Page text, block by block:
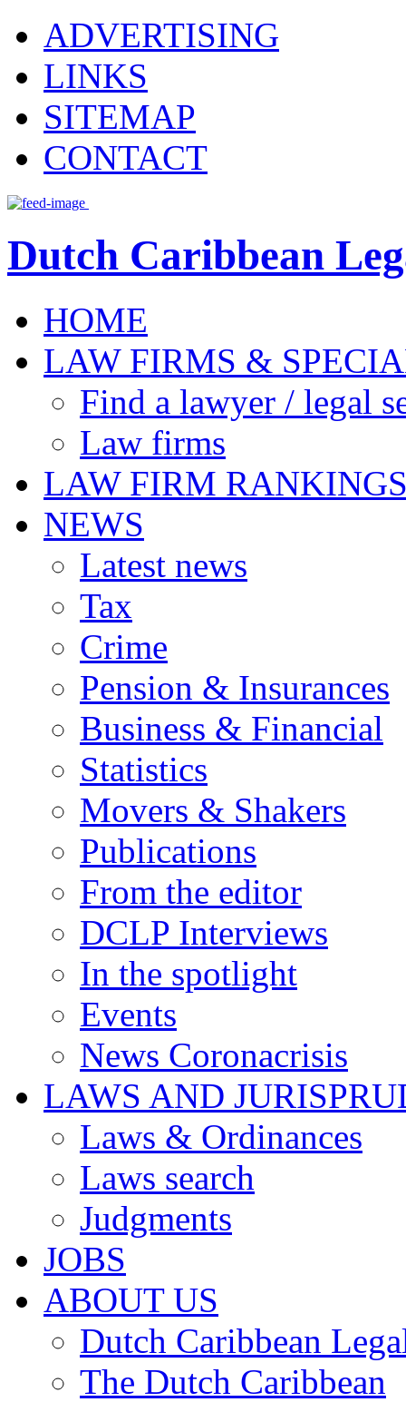
ADVERTISING
LINKS
SITEMAP
CONTACT
Dutch Caribbean
HOME
LAW FIRMS &
Find a lawyer / legal
Law firms
LAW FIRM
NEWS
Latest news
Tax
Crime
Pension & Insurances
Business & Financial
Statistics
Movers & Shakers
Publications
From the editor
DCLP Interviews
In the spotlight
Events
News Coronacrisis
LAWS AND
Laws & Ordinances
Laws search
Judgments
JOBS
ABOUT US
Dutch Caribbean
The Dutch Caribbean